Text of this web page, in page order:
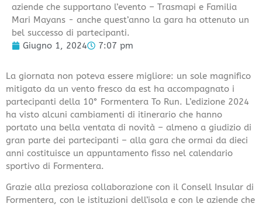
aziende che supportano l’evento – Trasmapi e Familia
Mari Mayans - anche quest’anno la gara ha ottenuto un
bel successo di partecipanti.
Giugno 1, 2024
7:07 pm
La giornata non poteva essere migliore: un sole magnifico
mitigato da un vento fresco da est ha accompagnato i
partecipanti della 10° Formentera To Run. L’edizione 2024
ha visto alcuni cambiamenti di itinerario che hanno
portato una bella ventata di novità – almeno a giudizio di
gran parte dei partecipanti – alla gara che ormai da dieci
anni costituisce un appuntamento fisso nel calendario
sportivo di Formentera.
Grazie alla preziosa collaborazione con il Consell Insular di
Formentera, con le istituzioni dell’isola e con le aziende che